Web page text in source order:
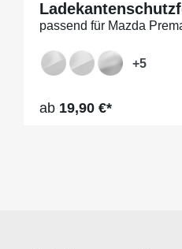
passend für Mazda
+5
Regulärer Preis:
ab 19,90 €*